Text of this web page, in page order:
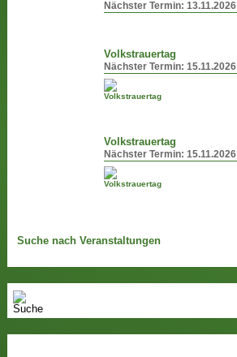
Nächster Termin:13.11.2026
Volkstrauertag
Nächster Termin:15.11.2026
Volkstrauertag
Nächster Termin:15.11.2026
Suche nach Veranstaltungen